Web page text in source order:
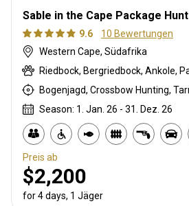
Sable in the Cape Package Hunt
9.6
10 Bewertungen
Western Cape, Südafrika
Season: 1. Jan. 26 - 31. Dez. 26
Preis ab
$2,200
for 4 days, 1 Jäger